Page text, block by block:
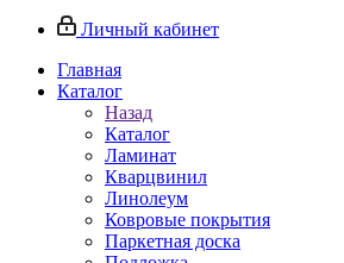
Личный кабинет
Главная
Каталог
Назад
Каталог
Ламинат
Кварцвинил
Линолеум
Ковровые покрытия
Паркетная доска